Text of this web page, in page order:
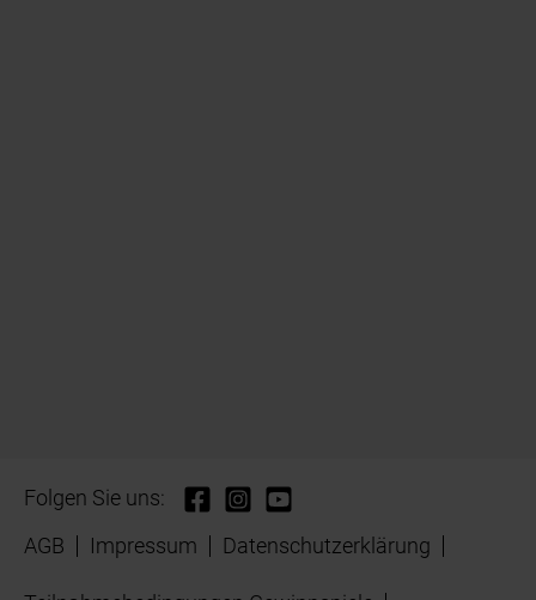
Folgen Sie uns:
AGB
Impressum Datenschutzerklärung